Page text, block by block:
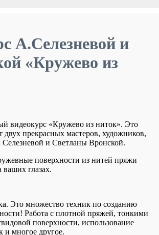
А.Селезневой и
«Кружево из
видеокурс «Кружево из ниток». Это
двух прекрасных мастеров, художников,
и Светланы Вронской.
поверхности из нитей пряжи
ваших глазах.
Это множество техник по созданию
Работа с плотной пряжей, тонкими
поверхности, использование
и многое другое.